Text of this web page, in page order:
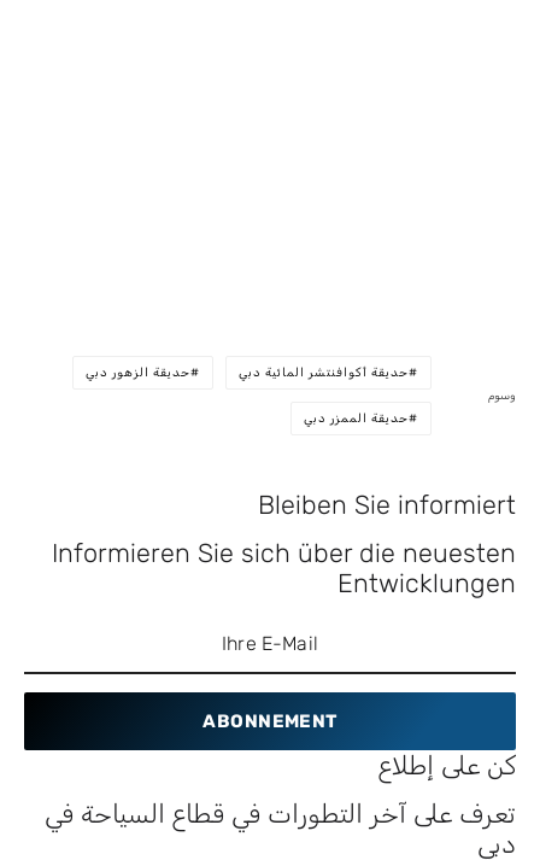
وسوم
حديقة أكوافنتشر المائية دبي حديقة الزهور دبي
حديقة الممزر دبي
Bleiben Sie informiert
Informieren Sie sich über die neuesten
Entwicklungen
ABONNEMENT
كن على إطلاع
تعرف على آخر التطورات في قطاع السياحة في
دبي